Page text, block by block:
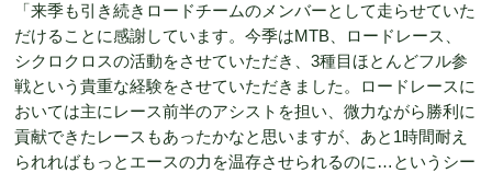
「来季も引き続きロードチームのメンバーとして走らせていた
だけることに感謝しています。今季はMTB、ロードレース、
シクロクロスの活動をさせていただき、3種目ほとんどフル参
戦という貴重な経験をさせていただきました。ロードレースに
おいては主にレース前半のアシストを担い、微力ながら勝利に
貢献できたレースもあったかなと思いますが、あと1時間耐え
られればもっとエースの力を温存させられるのに…というシー